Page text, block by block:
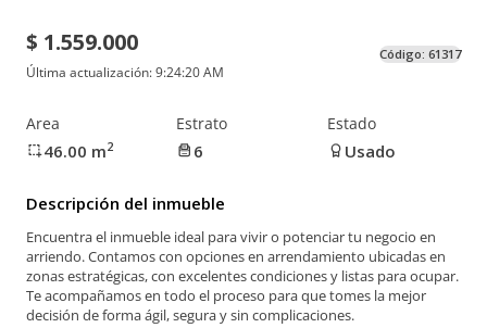
$ 1.559.000
Última actualización:9:24:20 AM
Código: 61317
Area
46.00 m2
Estrato
6
Estado
Usado
Descripción del inmueble
Encuentra el inmueble ideal para vivir o potenciar tu negocio en
arriendo. Contamos con opciones en arrendamiento ubicadas en
zonas estratégicas, con excelentes condiciones y listas para ocupar.
Te acompañamos en todo el proceso para que tomes la mejor
decisión de forma ágil, segura y sin complicaciones.